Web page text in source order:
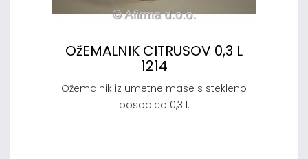
OžEMALNIK CITRUSOV 0,3 L
1214
Ožemalnik iz umetne mase s stekleno
posodico 0,3 l.